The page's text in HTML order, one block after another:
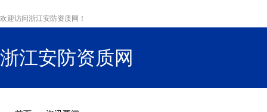
欢迎访问浙江安防资质网！
浙江安防资质网